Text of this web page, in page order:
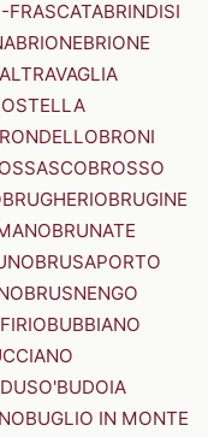
FRASCATABRINDISI
BRIONEBRIONE
BRONI
BROSSO
BRUGHERIOBRUGINE
BRUNATE
BRUSAPORTO
BRUSNENGO
BUBBIANO
BUDOIA
BUGLIO IN MONTE